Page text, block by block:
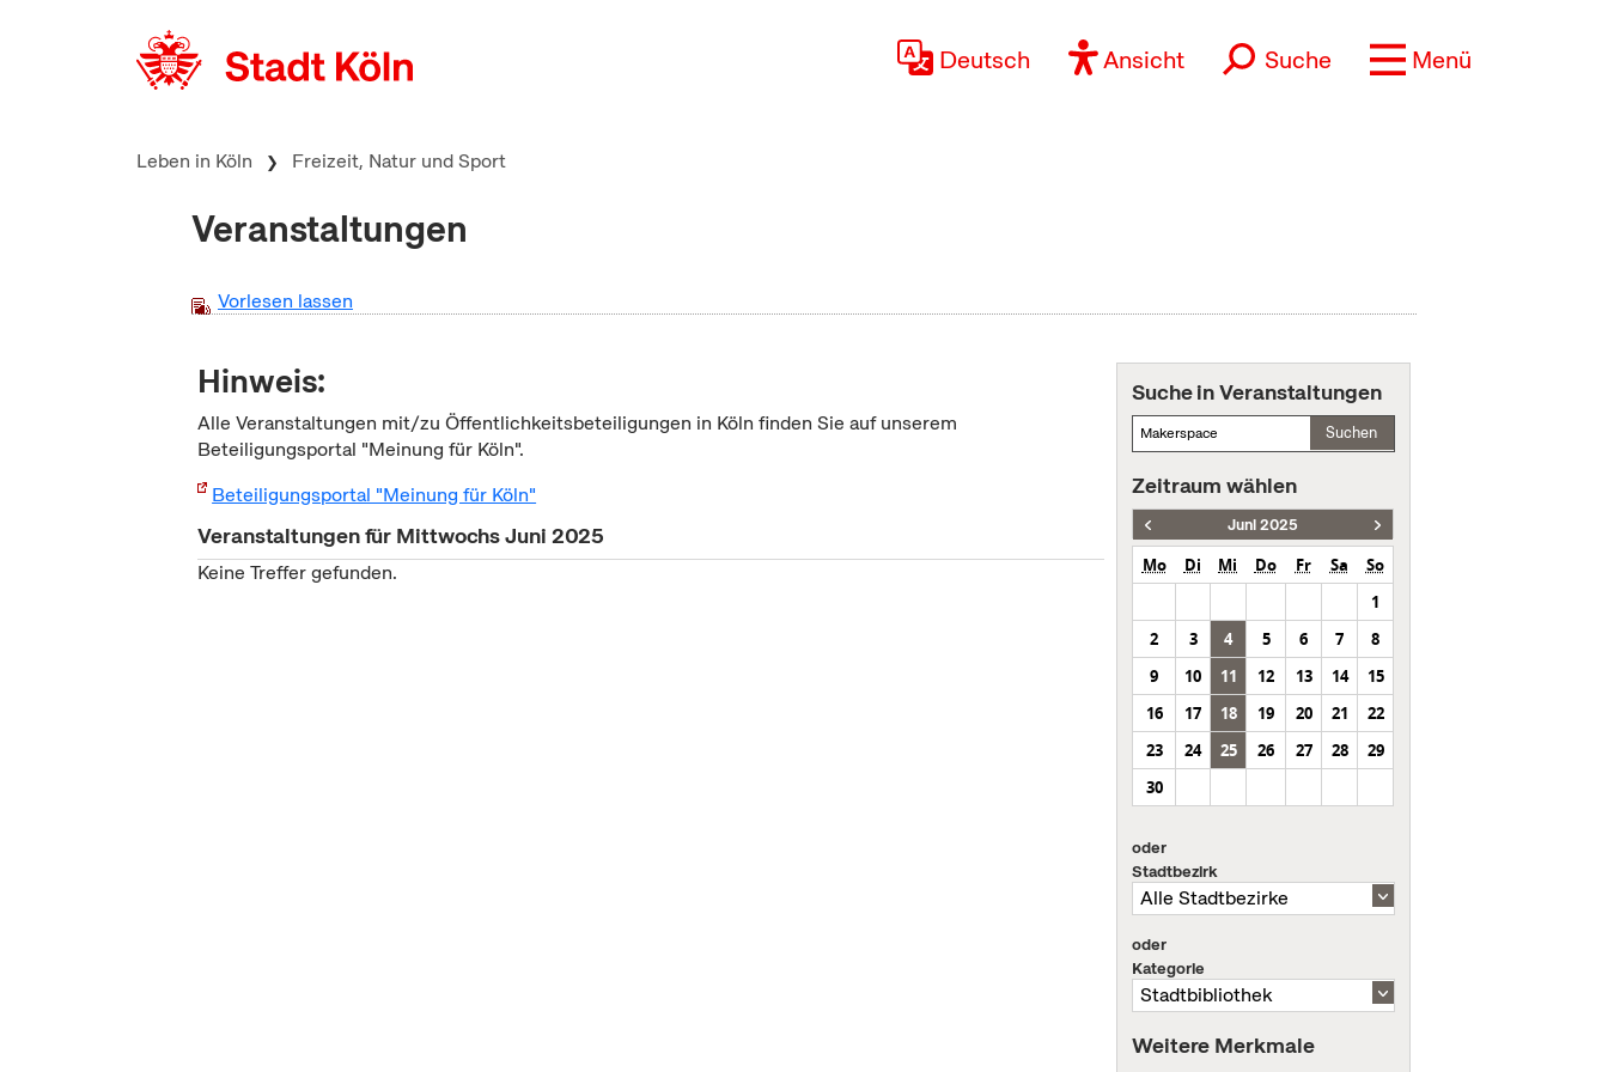
Deutsch Ansicht Suche Menü
Leben in Köln Freizeit, Natur und Sport
Veranstaltungen
Vorlesen lassen
Hinweis:
Alle Veranstaltungen mit/zu Öffentlichkeitsbeteiligungen in Köln finden Sie auf unserem
Beteiligungsportal "Meinung für Köln".
Beteiligungsportal "Meinung für Köln"
Veranstaltungen für Mittwochs Juni 2025
Keine Treffer gefunden.
Suche in Veranstaltungen
Suchen
Zeitraum wählen
Juni 2025
Mo Di Mi Do Fr Sa
So
1
2
3 4 5 6 7
8
9
10 11 12 13 14
15
16
17 18 19 20 21
22
23
24 25 26 27 28
29
30
oder
Stadtbezirk
oder
Kategorie
Weitere Merkmale